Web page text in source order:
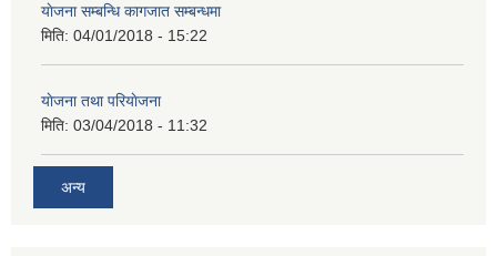
याेजना सम्बन्धि कागजात सम्बन्धमा
मिति: 04/01/2018 - 15:22
याेजना तथा परियाेजना
मिति: 03/04/2018 - 11:32
अन्य